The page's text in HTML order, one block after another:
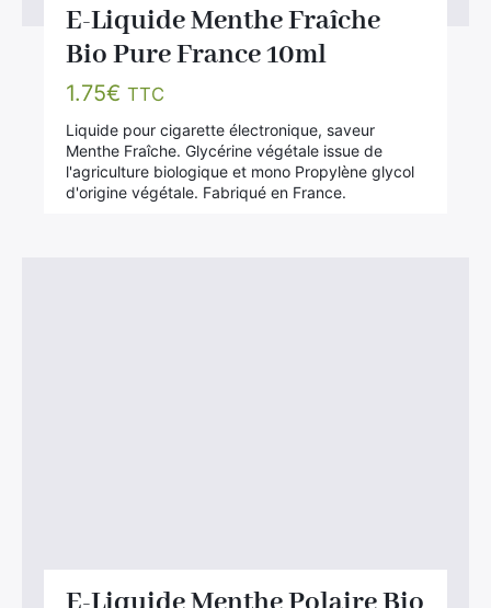
E-Liquide Menthe Fraîche
Bio Pure France 10ml
1.75€ TTC
Liquide pour cigarette électronique, saveur
Menthe Fraîche. Glycérine végétale issue de
l'agriculture biologique et mono Propylène glycol
d'origine végétale. Fabriqué en France.